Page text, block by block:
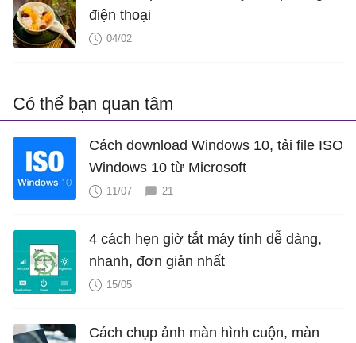
điện thoại
04/02
Có thể bạn quan tâm
Cách download Windows 10, tải file ISO
Windows 10 từ Microsoft
11/07 21
4 cách hẹn giờ tắt máy tính dễ dàng,
nhanh, đơn giản nhất
15/05
Cách chụp ảnh màn hình cuộn, màn